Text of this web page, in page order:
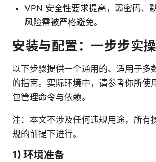
VPN 安全性要求提高，弱密码、
风险需被严格避免。
安装与配置：一步步实操
以下步骤提供一个通用的、适用于多
的指南。实际环境中，请参考你所使
包管理命令与依赖。
注：本文不涉及任何违规用途，所有
规的前提下进行。
1) 环境准备